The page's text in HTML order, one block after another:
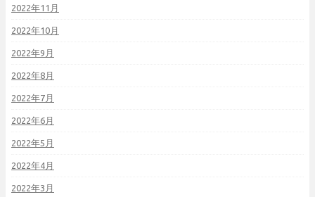
2022年11月
2022年10月
2022年9月
2022年8月
2022年7月
2022年6月
2022年5月
2022年4月
2022年3月